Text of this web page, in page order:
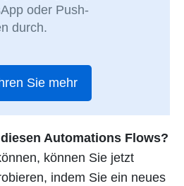
oder Push-
durch.
Sie mehr
Automations Flows?
können Sie jetzt
indem Sie ein neues